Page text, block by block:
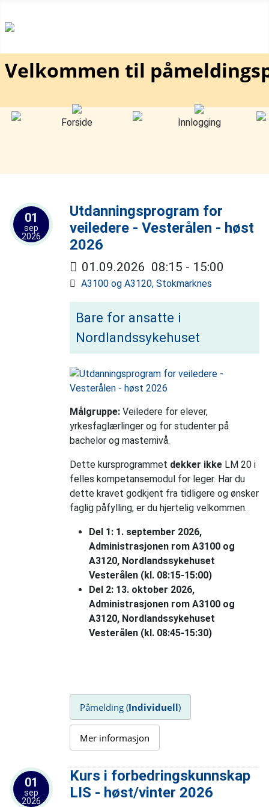
Velkommen til
Forside Innlogging
01
sep
2026
Utdanningsprogram for
veiledere - Vesterålen - høst
2026
01.09.2026 08:15 - 15:00
A3100 og A3120, Stokmarknes
Bare for ansatte i
Nordlandssykehuset
Målgruppe: Veiledere for elever,
yrkesfaglærlinger og for studenter på
bachelor og masternivå.
Dette kursprogrammet dekker ikke LM 20 i
felles kompetansemodul for leger. Har du
dette kravet godkjent fra tidligere og ønsker
faglig påfylling, er du hjertelig velkommen.
Del 1: 1. september 2026,
Administrasjonen rom A3100 og
A3120, Nordlandssykehuset
Vesterålen (kl. 08:15-15:00)
Del 2: 13. oktober 2026,
Administrasjonen rom A3100 og
A3120, Nordlandssykehuset
Vesterålen (kl. 08:45-15:30)
Påmelding (Individuell)
Mer informasjon
01
sep
2026
Kurs i forbedringskunnskap
LIS - høst/vinter 2026